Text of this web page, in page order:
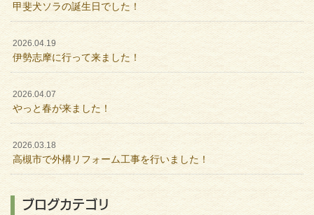
甲斐犬ソラの誕生日でした！
2026.04.19
伊勢志摩に行って来ました！
2026.04.07
やっと春が来ました！
2026.03.18
高槻市で外構リフォーム工事を行いました！
ブログカテゴリ